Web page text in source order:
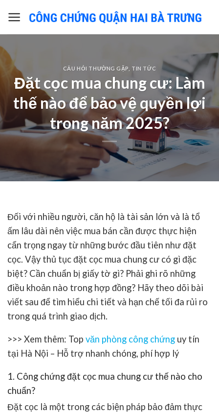
CÂU HỎI THƯỜNG GẶP TIN TỨC
Đặt cọc mua chung cư: Làm
thế nào để bảo vệ quyền lợi
trong năm 2025?
Đối với nhiều người, căn hộ là tài sản lớn và là tổ
ấm lâu dài nên việc mua bán cần được thực hiện
cẩn trọng ngay từ những bước đầu tiên như đặt
cọc. Vậy thủ tục đặt cọc mua chung cư có gì đặc
biệt? Cần chuẩn bị giấy tờ gì? Phải ghi rõ những
điều khoản nào trong hợp đồng? Hãy theo dõi bài
viết sau để tìm hiểu chi tiết và hạn chế tối đa rủi ro
trong quá trình giao dịch.
>>> Xem thêm: Top văn phòng công chứng uy tín
tại Hà Nội – Hỗ trợ nhanh chóng, phí hợp lý
1. Công chứng đặt cọc mua chung cư thế nào cho
chuẩn?
Đặt cọc là một trong các biện pháp bảo đảm thực